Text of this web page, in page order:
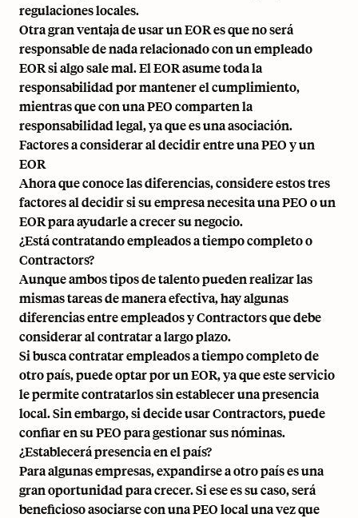
regulaciones locales.
Otra gran ventaja de usar un EOR es que no será
responsable de nada relacionado con un empleado
EOR si algo sale mal. El EOR asume toda la
responsabilidad por mantener el cumplimiento,
mientras que con una PEO comparten la
responsabilidad legal, ya que es una asociación.
Factores a considerar al decidir entre una PEO y un
EOR
Ahora que conoce las diferencias, considere estos tres
factores al decidir si su empresa necesita una PEO o un
EOR para ayudarle a crecer su negocio.
¿Está contratando empleados a tiempo completo o
Contractors?
Aunque ambos tipos de talento pueden realizar las
mismas tareas de manera efectiva, hay algunas
diferencias entre empleados y Contractors que debe
considerar al contratar a largo plazo.
Si busca contratar empleados a tiempo completo de
otro país, puede optar por un EOR, ya que este servicio
le permite contratarlos sin establecer una presencia
local. Sin embargo, si decide usar Contractors, puede
confiar en su PEO para gestionar sus nóminas.
¿Establecerá presencia en el país?
Para algunas empresas, expandirse a otro país es una
gran oportunidad para crecer. Si ese es su caso, será
beneficioso asociarse con una PEO local una vez que